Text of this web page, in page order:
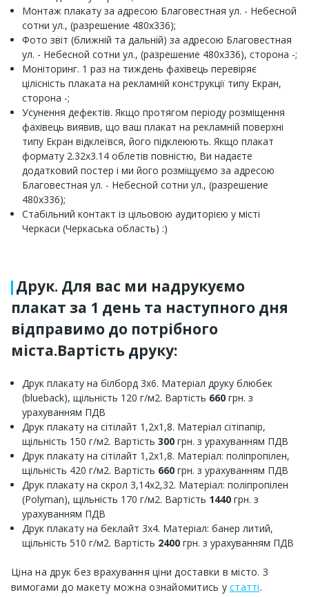
Монтаж плакату за адресою Благовестная ул. - Небесной
сотни ул., (разрешение 480х336);
Фото звіт (ближній та дальній) за адресою Благовестная
ул. - Небесной сотни ул., (разрешение 480х336), сторона -;
Моніторинг. 1 раз на тиждень фахівець перевіряє
цілісність плаката на рекламній конструкції типу Екран,
сторона -;
Усунення дефектів. Якщо протягом періоду розміщення
фахівець виявив, що ваш плакат на рекламній поверхні
типу Екран відклеївся, його підклеюють. Якщо плакат
формату 2.32x3.14 облетів повністю, Ви надаєте
додатковий постер і ми його розміщуємо за адресою
Благовестная ул. - Небесной сотни ул., (разрешение
480х336);
Стабільний контакт із цільовою аудиторією у місті
Черкаси (Черкаська область) :)
Друк. Для вас ми надрукуємо
плакат за 1 день та наступного дня
відправимо до потрібного
міста.Вартість друку:
Друк плакату на білборд 3х6. Матеріал друку блюбек
(blueback), щільність 120 г/м2. Вартість 660 грн. з
урахуванням ПДВ
Друк плакату на сітілайт 1,2х1,8. Матеріал сітіпапір,
щільність 150 г/м2. Вартість 300 грн. з урахуванням ПДВ
Друк плакату на сітілайт 1,2х1,8. Матеріал: поліпропілен,
щільність 420 г/м2. Вартість 660 грн. з урахуванням ПДВ
Друк плакату на скрол 3,14х2,32. Матеріал: поліпропілен
(Polyman), щільність 170 г/м2. Вартість 1440 грн. з
урахуванням ПДВ
Друк плакату на беклайт 3х4. Матеріал: банер литий,
щільність 510 г/м2. Вартість 2400 грн. з урахуванням ПДВ
Ціна на друк без врахування ціни доставки в місто. З
вимогами до макету можна ознайомитись у статті.